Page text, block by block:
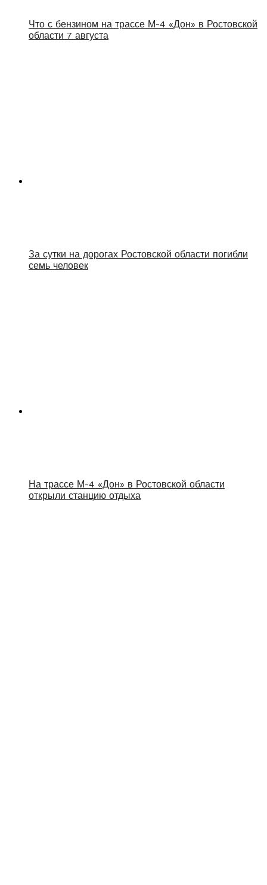
Что с бензином на трассе М-4 «Дон» в Ростовской
области 7 августа
За сутки на дорогах Ростовской области погибли
семь человек
На трассе М-4 «Дон» в Ростовской области
открыли станцию отдыха